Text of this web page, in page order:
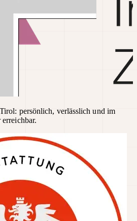
persönlich, verlässlich und im